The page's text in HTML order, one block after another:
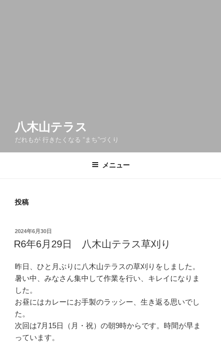
八木山テラス
だれもが 行きたくなる “まち”づくり
メニュー
投稿
投
稿
日:
2024年6月30日
R6年6月29日 八木山テラス草刈り
昨日、ひと月ぶりに八木山テラスの草刈りをしました。
暑い中、みなさん集中して作業を行い、キレイになりま
した。
お昼にはカレーにお手製のラッシー、生き返る思いでし
た。
次回は7月15日（月・祝）の朝9時からです。時間が早ま
っています。